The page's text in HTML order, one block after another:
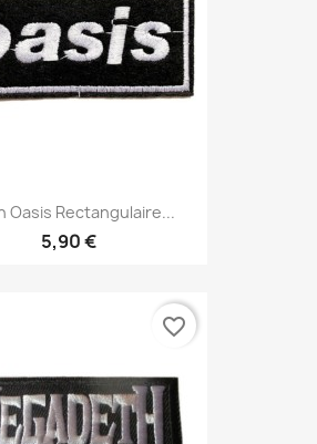
Oasis Rectangulaire...
5,90 €
favorite_border